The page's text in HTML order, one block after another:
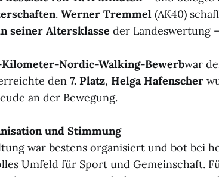
. Werner Tremmel (AK40)
seiner Altersklasse der Landeswertung
Nordic-Walking-Bewerbwar
den 7. Platz, Helga Hafenscher
an der Bewegung.
und Stimmung
war bestens organisiert und bot bei
Umfeld für Sport und Gemeinschaft.